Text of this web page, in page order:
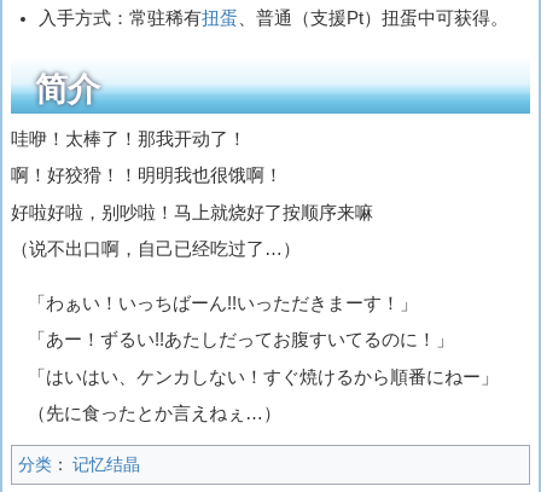
入手方式：常驻稀有扭蛋 、普通（支援Pt）扭蛋中可获得。
简介
哇咿！太棒了！那我开动了！
啊！好狡猾！！明明我也很饿啊！
好啦好啦，别吵啦！马上就烧好了按顺序来嘛
（说不出口啊，自己已经吃过了…）
「わぁい！いっちばーん!!いっただきまーす！」
「あー！ずるい!!あたしだってお腹すいてるのに！」
「はいはい、ケンカしない！すぐ焼けるから順番にねー」
（先に食ったとか言えねぇ…）
分类： 记忆结晶